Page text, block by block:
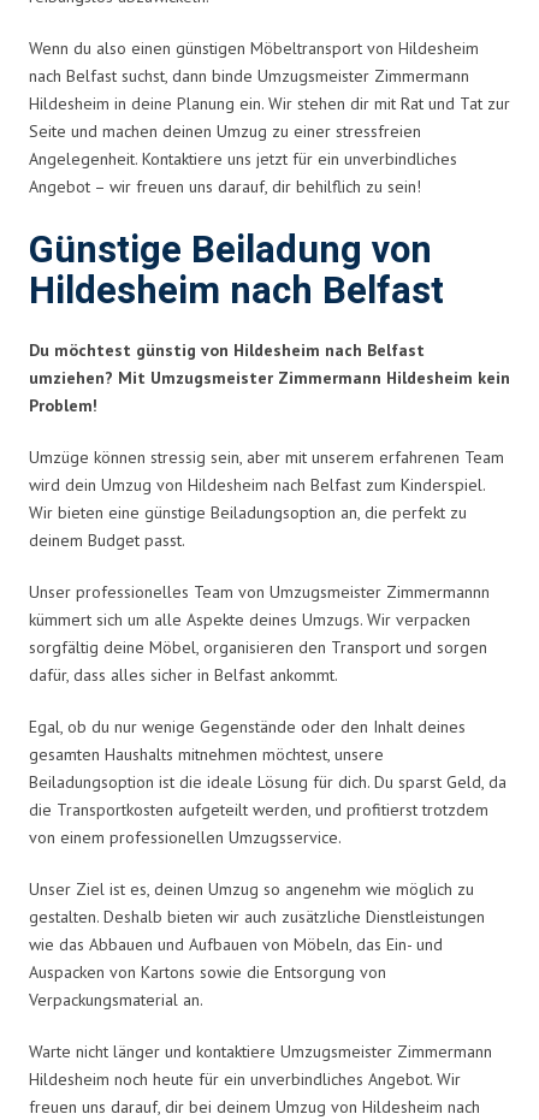
Wenn du also einen günstigen Möbeltransport von Hildesheim
nach Belfast suchst, dann binde Umzugsmeister Zimmermann
Hildesheim in deine Planung ein. Wir stehen dir mit Rat und Tat zur
Seite und machen deinen Umzug zu einer stressfreien
Angelegenheit. Kontaktiere uns jetzt für ein unverbindliches
Angebot – wir freuen uns darauf, dir behilflich zu sein!
Günstige Beiladung von
Hildesheim nach Belfast
Du möchtest günstig von Hildesheim nach Belfast
umziehen? Mit Umzugsmeister Zimmermann Hildesheim kein
Problem!
Umzüge können stressig sein, aber mit unserem erfahrenen Team
wird dein Umzug von Hildesheim nach Belfast zum Kinderspiel.
Wir bieten eine günstige Beiladungsoption an, die perfekt zu
deinem Budget passt.
Unser professionelles Team von Umzugsmeister Zimmermannn
kümmert sich um alle Aspekte deines Umzugs. Wir verpacken
sorgfältig deine Möbel, organisieren den Transport und sorgen
dafür, dass alles sicher in Belfast ankommt.
Egal, ob du nur wenige Gegenstände oder den Inhalt deines
gesamten Haushalts mitnehmen möchtest, unsere
Beiladungsoption ist die ideale Lösung für dich. Du sparst Geld, da
die Transportkosten aufgeteilt werden, und profitierst trotzdem
von einem professionellen Umzugsservice.
Unser Ziel ist es, deinen Umzug so angenehm wie möglich zu
gestalten. Deshalb bieten wir auch zusätzliche Dienstleistungen
wie das Abbauen und Aufbauen von Möbeln, das Ein- und
Auspacken von Kartons sowie die Entsorgung von
Verpackungsmaterial an.
Warte nicht länger und kontaktiere Umzugsmeister Zimmermann
Hildesheim noch heute für ein unverbindliches Angebot. Wir
freuen uns darauf, dir bei deinem Umzug von Hildesheim nach